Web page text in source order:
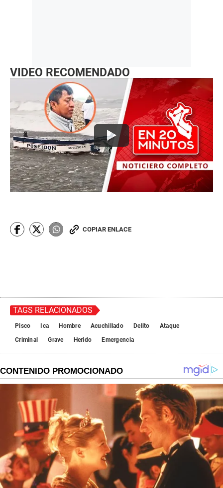
VIDEO RECOMENDADO
COPIAR ENLACE
TAGS RELACIONADOS
Pisco Ica Hombre Acuchillado Delito
Ataque
Criminal
Grave Herido Emergencia